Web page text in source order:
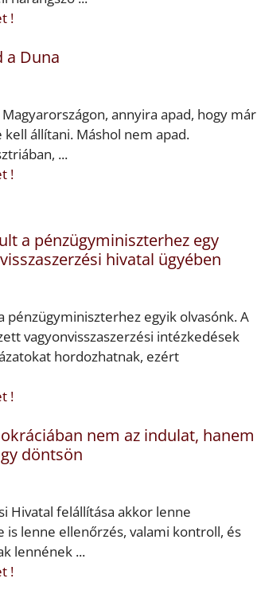
!
a Duna
Magyarországon, annyira apad, hogy már
állítani. Máshol nem apad.
...
!
a pénzügyminiszterhez egy
hivatal ügyében
egyik olvasónk. A
vagyonvisszaszerzési intézkedések
hordozhatnak, ezért
!
nem az indulat, hanem
döntsön
Hivatal felállítása akkor lenne
is lenne ellenőrzés, valami kontroll, és
lennének ...
!